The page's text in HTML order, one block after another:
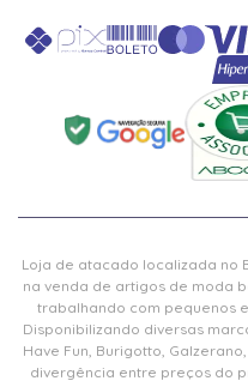
Loja de atacado localizada no
na venda de artigos de moda
trabalhando com pequenos
Disponibilizando diversas
Have Fun, Burigotto,
divergência entre preços do